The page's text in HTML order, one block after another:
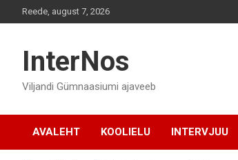
to
Reede, august 7, 2026
InterNos
Viljandi Gümnaasiumi ajaveeb
AVALEHT KOOLIELU INTERVJUU